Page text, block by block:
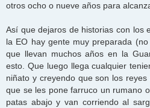
otros ocho o nueve años para
Así que dejaros de historias con los
la EO hay gente muy preparada
que llevan muchos años en la
esto. Que luego llega cualquier
niñato y creyendo que son los
que se les pone farruco un rumano
patas abajo y van corriendo al